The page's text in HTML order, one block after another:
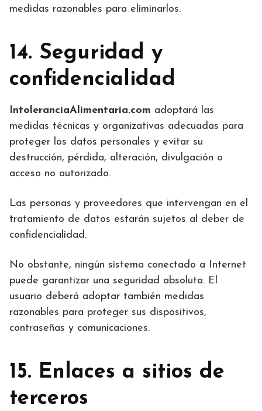
medidas razonables para eliminarlos.
14. Seguridad y
confidencialidad
IntoleranciaAlimentaria.com adoptará las
medidas técnicas y organizativas adecuadas para
proteger los datos personales y evitar su
destrucción, pérdida, alteración, divulgación o
acceso no autorizado.
Las personas y proveedores que intervengan en el
tratamiento de datos estarán sujetos al deber de
confidencialidad.
No obstante, ningún sistema conectado a Internet
puede garantizar una seguridad absoluta. El
usuario deberá adoptar también medidas
razonables para proteger sus dispositivos,
contraseñas y comunicaciones.
15. Enlaces a sitios de
terceros